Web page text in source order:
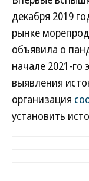
декабря 2019
рынке
объявила о
начале 2021-
выявления
организация
установить